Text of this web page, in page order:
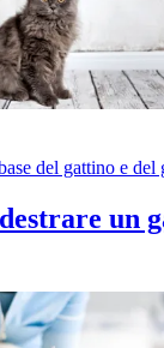
del gattino e del
un